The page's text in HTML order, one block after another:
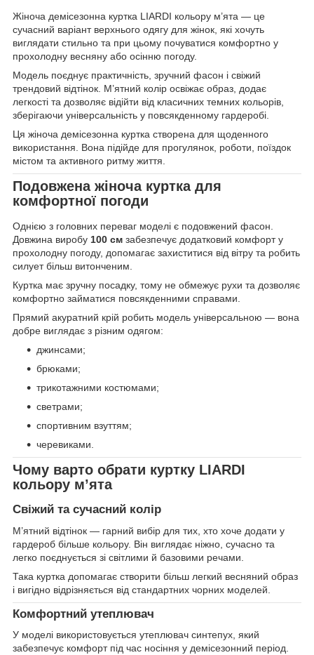
Жіноча демісезонна куртка LIARDI кольору м’ята — це
сучасний варіант верхнього одягу для жінок, які хочуть
виглядати стильно та при цьому почуватися комфортно у
прохолодну весняну або осінню погоду.
Модель поєднує практичність, зручний фасон і свіжий
трендовий відтінок. М’ятний колір освіжає образ, додає
легкості та дозволяє відійти від класичних темних кольорів,
зберігаючи універсальність у повсякденному гардеробі.
Ця жіноча демісезонна куртка створена для щоденного
використання. Вона підійде для прогулянок, роботи, поїздок
містом та активного ритму життя.
Подовжена жіноча куртка для
комфортної погоди
Однією з головних переваг моделі є подовжений фасон.
Довжина виробу 100 см забезпечує додатковий комфорт у
прохолодну погоду, допомагає захиститися від вітру та робить
силует більш витонченим.
Куртка має зручну посадку, тому не обмежує рухи та дозволяє
комфортно займатися повсякденними справами.
Прямий акуратний крій робить модель універсальною — вона
добре виглядає з різним одягом:
джинсами;
брюками;
трикотажними костюмами;
светрами;
спортивним взуттям;
черевиками.
Чому варто обрати куртку LIARDI
кольору м’ята
Свіжий та сучасний колір
М’ятний відтінок — гарний вибір для тих, хто хоче додати у
гардероб більше кольору. Він виглядає ніжно, сучасно та
легко поєднується зі світлими й базовими речами.
Така куртка допомагає створити більш легкий весняний образ
і вигідно відрізняється від стандартних чорних моделей.
Комфортний утеплювач
У моделі використовується утеплювач синтепух, який
забезпечує комфорт під час носіння у демісезонний період.